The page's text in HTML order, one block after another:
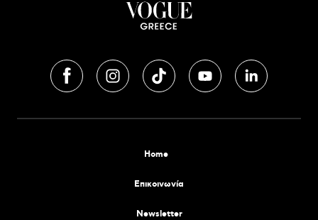
Home
Επικοινωνία
Newsletter